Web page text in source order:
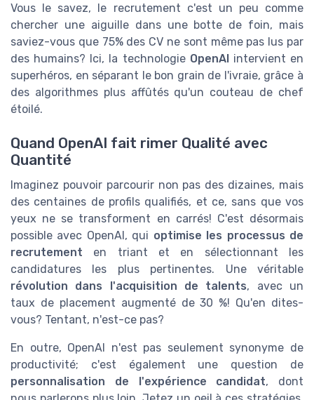
Vous le savez, le recrutement c'est un peu comme
chercher une aiguille dans une botte de foin, mais
saviez-vous que 75% des CV ne sont même pas lus par
des humains? Ici, la technologie OpenAIintervient en
superhéros, en séparant le bon grain de l'ivraie, grâce à
des algorithmes plus affûtés qu'un couteau de chef
étoilé.
Quand OpenAI fait rimer Qualité avec
Quantité
Imaginez pouvoir parcourir non pas des dizaines, mais
des centaines de profils qualifiés, et ce, sans que vos
yeux ne se transforment en carrés! C'est désormais
possible avec OpenAI, qui optimise les processus de
recrutement en triant et en sélectionnant les
candidatures les plus pertinentes. Une véritable
révolution dans l'acquisition de talents, avec un
taux de placement augmenté de 30 %! Qu'en dites-
vous? Tentant, n'est-ce pas?
En outre, OpenAI n'est pas seulement synonyme de
productivité; c'est également une question de
personnalisation de l'expérience candidat, dont